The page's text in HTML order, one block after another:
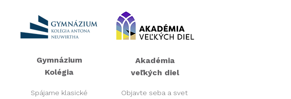
Gymnázium
Kolégia​
​Spájame klasické
Akadémia
veľkých diel​
Objavte seba a svet